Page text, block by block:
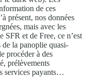
de ces
présent, nos données
mais avec les
SFR et de Free, ce n’est
de la panoplie quasi-
procéder à des
prélèvements
services payants…